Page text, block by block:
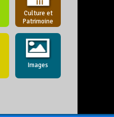
Culture et
Patrimoine
Images